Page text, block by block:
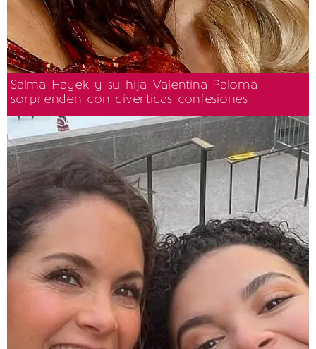
Salma Hayek y su hija Valentina Paloma
sorprenden con divertidas confesiones